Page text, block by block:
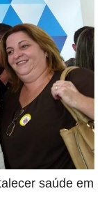
saúde em